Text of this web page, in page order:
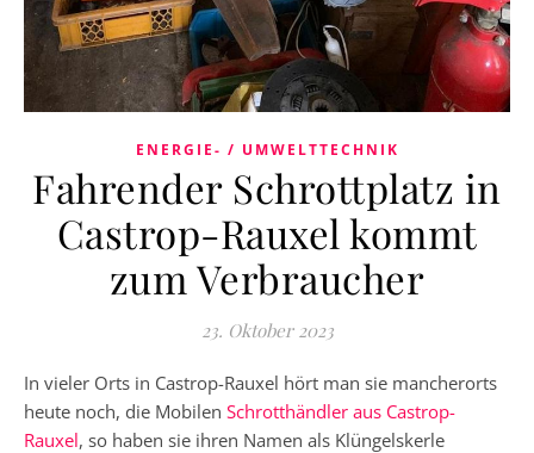
ENERGIE- / UMWELTTECHNIK
Fahrender Schrottplatz in
Castrop-Rauxel kommt
zum Verbraucher
23. Oktober 2023
In vieler Orts in Castrop-Rauxel hört man sie mancherorts
heute noch, die Mobilen Schrotthändler aus Castrop-
Rauxel, so haben sie ihren Namen als Klüngelskerle